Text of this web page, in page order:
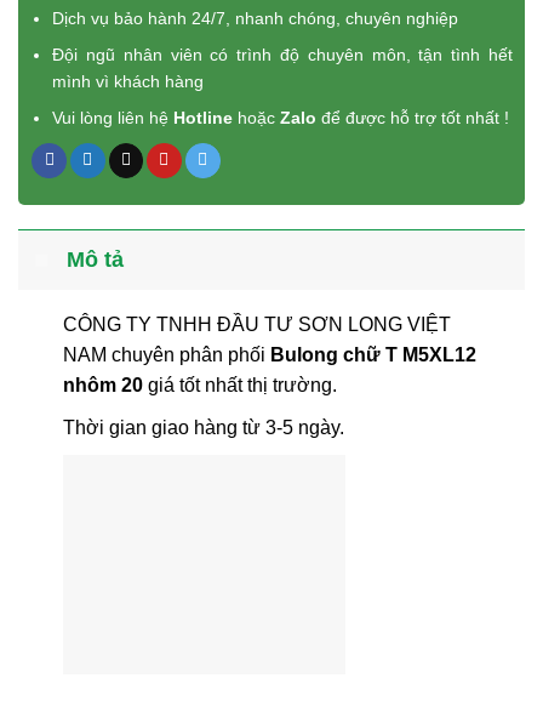
Dịch vụ bảo hành 24/7, nhanh chóng, chuyên nghiệp
Đội ngũ nhân viên có trình độ chuyên môn, tận tình hết
mình vì khách hàng
Vui lòng liên hệ Hotline hoặcZalo để được hỗ trợ tốt nhất !
Mô tả
CÔNG TY TNHH ĐẦU TƯ SƠN LONG VIỆT
NAM chuyên phân phối Bulong chữ T M5XL12
nhôm 20giá tốt nhất thị trường.
Thời gian giao hàng từ 3-5 ngày.